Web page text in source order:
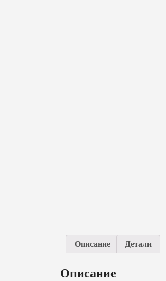
Описание Детали
Описание